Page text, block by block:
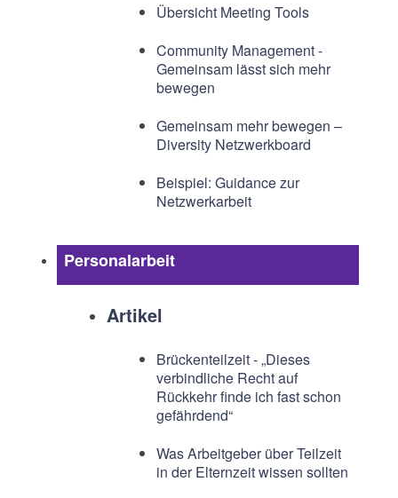
Übersicht Meeting Tools
Community Management -
Gemeinsam lässt sich mehr
bewegen
Gemeinsam mehr bewegen –
Diversity Netzwerkboard
Beispiel: Guidance zur
Netzwerkarbeit
Personalarbeit
Artikel
Brückenteilzeit - „Dieses
verbindliche Recht auf
Rückkehr finde ich fast schon
gefährdend“
Was Arbeitgeber über Teilzeit
in der Elternzeit wissen sollten